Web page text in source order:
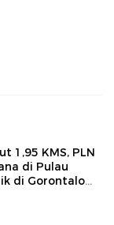
1,95 KMS, PLN
di Pulau
di Gorontalo